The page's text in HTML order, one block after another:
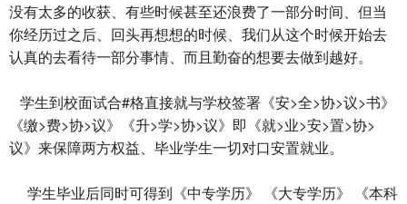
没有太多的收获、有些时候甚至还浪费了一部分时间、但当
你经历过之后、回头再想想的时候、我们从这个时候开始去
认真的去看待一部分事情、而且勤奋的想要去做到越好。
学生到校面试合#格直接就与学校签署《安>全>协>议>书》
《缴>费>协>议》《升>学>协>议》即《就>业>安>置>协>
议》来保障两方权益、毕业学生一切对口安置就业。
学生毕业后同时可得到《中专学历》 《大专学历》 《本科